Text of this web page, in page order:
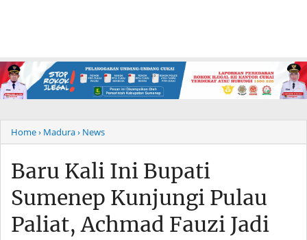
Home› Madura› News
Baru Kali Ini Bupati
Sumenep Kunjungi Pulau
Paliat, Achmad Fauzi Jadi